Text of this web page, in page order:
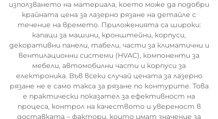
използването на материала, което може да подобри
крайната цена за лазерно рязане на детайле с
течение на времето. Приложенията са широки:
капаци за машини, кронштейни, корпуси,
декоративни панели, табели, части за климатични и
вентилационни системи (HVAC), компоненти за
мебели, автомобилни части и корпуси за
електроника. Във всеки случай цената за лазерно
рязане не е само такса за рязане по контурите. Това
е практически показател за ефективност на
процеса, контрол на качеството и увереност в
доставката – фактори, които имат значение за